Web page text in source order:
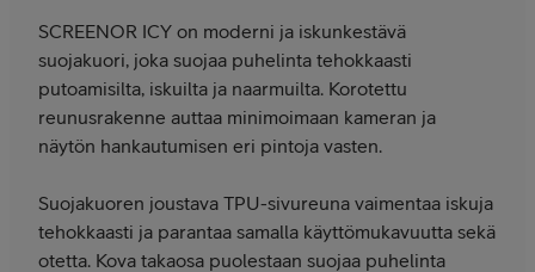
SCREENOR ICY on moderni ja iskunkestävä
suojakuori, joka suojaa puhelinta tehokkaasti
putoamisilta, iskuilta ja naarmuilta. Korotettu
reunusrakenne auttaa minimoimaan kameran ja
näytön hankautumisen eri pintoja vasten.
Suojakuoren joustava TPU-sivureuna vaimentaa iskuja
tehokkaasti ja parantaa samalla käyttömukavuutta sekä
otetta. Kova takaosa puolestaan suojaa puhelinta